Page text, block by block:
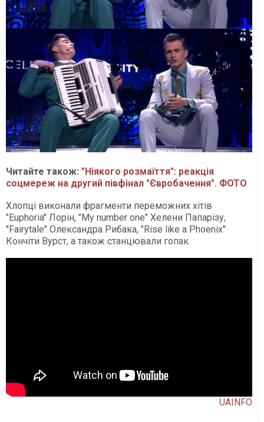
Читайте також: "Ніякого розмаїття": реакція
соцмереж на другий півфінал "Євробачення". ФОТО
Хлопці виконали фрагменти переможних хітів
"Euphoria" Лорін, "My number one" Хелени Папарізу,
"Fairytale" Олександра Рибака, "Rise like a Phoenix"
Кончіти Вурст, а також станцювали гопак.
UAINFO